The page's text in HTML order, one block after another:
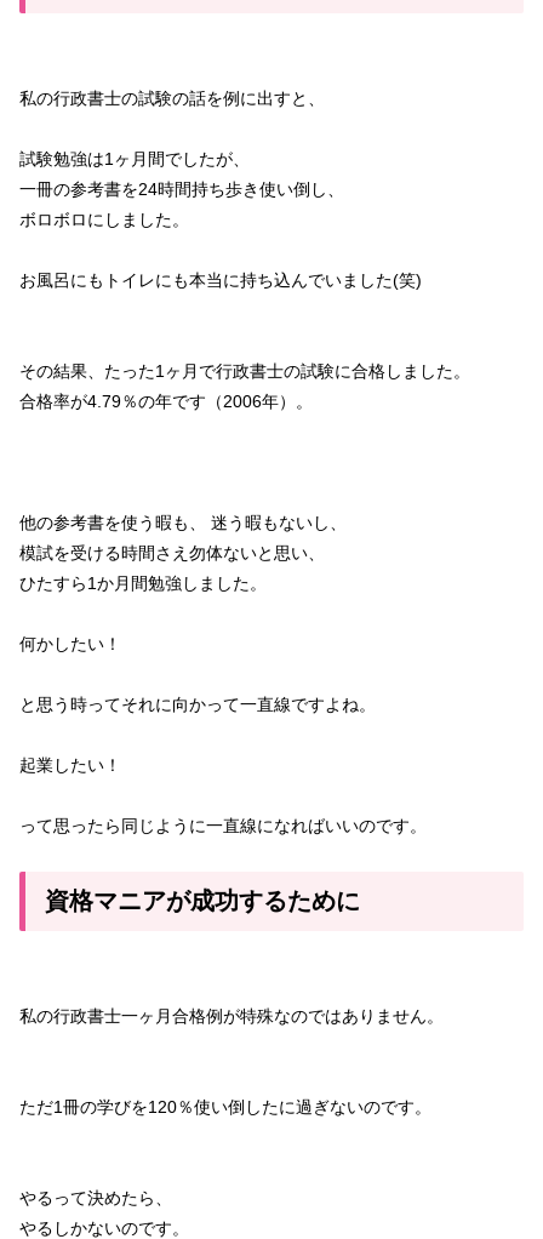
私の行政書士の試験の話を例に出すと、
試験勉強は1ヶ月間でしたが、
一冊の参考書を24時間持ち歩き使い倒し、
ボロボロにしました。
お風呂にもトイレにも本当に持ち込んでいました(笑)
その結果、たった1ヶ月で行政書士の試験に合格しました。
合格率が4.79％の年です（2006年）。
他の参考書を使う暇も、 迷う暇もないし、
模試を受ける時間さえ勿体ないと思い、
ひたすら1か月間勉強しました。
何かしたい！
と思う時ってそれに向かって一直線ですよね。
起業したい！
って思ったら同じように一直線になればいいのです。
資格マニアが成功するために
私の行政書士一ヶ月合格例が特殊なのではありません。
ただ1冊の学びを120％使い倒したに過ぎないのです。
やるって決めたら、
やるしかないのです。